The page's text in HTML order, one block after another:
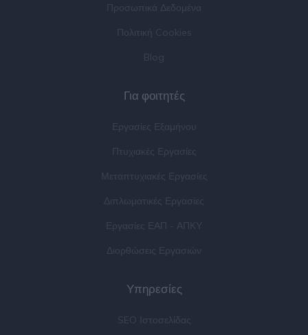
Προσωπικά Δεδομένα
Πολιτική Cookies
Blog
Για φοιτητές
Εργασίες Εξαμήνου
Πτυχιακές Εργασίες
Μεταπτυχιακές Εργασίες
Διπλωματικές Εργασίες
Εργασίες ΕΑΠ - ΑΠΚΥ
Διορθώσεις Εργασιών
Υπηρεσίες
SEO Ιστοσελίδας